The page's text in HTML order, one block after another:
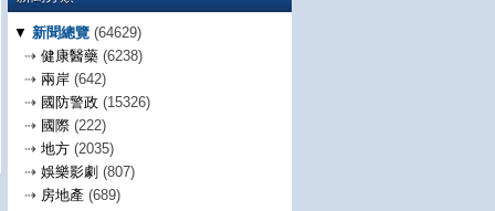
▼ 新聞總覽 (64629)
⇢ 健康醫藥 (6238)
⇢ 兩岸 (642)
⇢ 國防警政 (15326)
⇢ 國際 (222)
⇢ 地方 (2035)
⇢ 娛樂影劇 (807)
⇢ 房地產 (689)